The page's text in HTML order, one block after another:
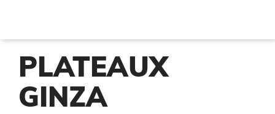
PLATEAUX
GINZA